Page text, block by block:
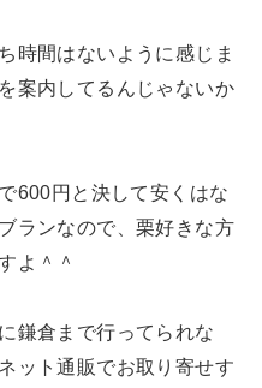
時間はないように感じま
案内してるんじゃないか
600円と決して安くはな
ランなので、栗好きな方
よ＾＾
鎌倉まで行ってられな
ット通販でお取り寄せす